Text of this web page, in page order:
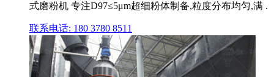
式磨粉机 专注D97≤5μm超细粉体制备,粒度分布均匀,满 .
联系电话: 180 3780 8511